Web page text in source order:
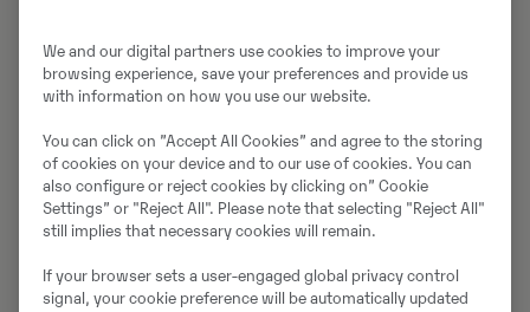
Geprüfte Qualität -
Gebrauchtmaschinen
mit Volvo-Garantie
Lassen Sie sich von den zertifizierten
Gebrauchtmaschinen in unserem Bestand überzeugen.
“Zertifiziert” bedeutet, dass Sie eine Volvo
We and our digital partners use cookies to improve your
browsing experience, save your preferences and provide us
with information on how you use our website.
You can click on ”Accept All Cookies” and agree to the storing
of cookies on your device and to our use of cookies. You can
also configure or reject cookies by clicking on” Cookie
Settings” or "Reject All". Please note that selecting "Reject All"
still implies that necessary cookies will remain.
If your browser sets a user-engaged global privacy control
signal, your cookie preference will be automatically updated